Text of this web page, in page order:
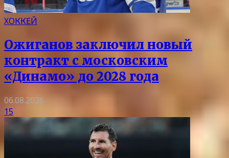
ХОККЕЙ
Ожиганов заключил новый
контракт с московским
«Динамо» до 2028 года
06.08.2026
15